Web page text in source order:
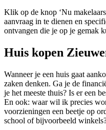
Klik op de knop ‘Nu
aanvraag in te dienen en
ontvangen die je op je gemak
Huis kopen
Wanneer je een huis gaat
zaken denken. Ga je de
je het meeste thuis? Is er een
En ook: waar wil ik precies
voorzieningen een beetje op
school of bijvoorbeeld